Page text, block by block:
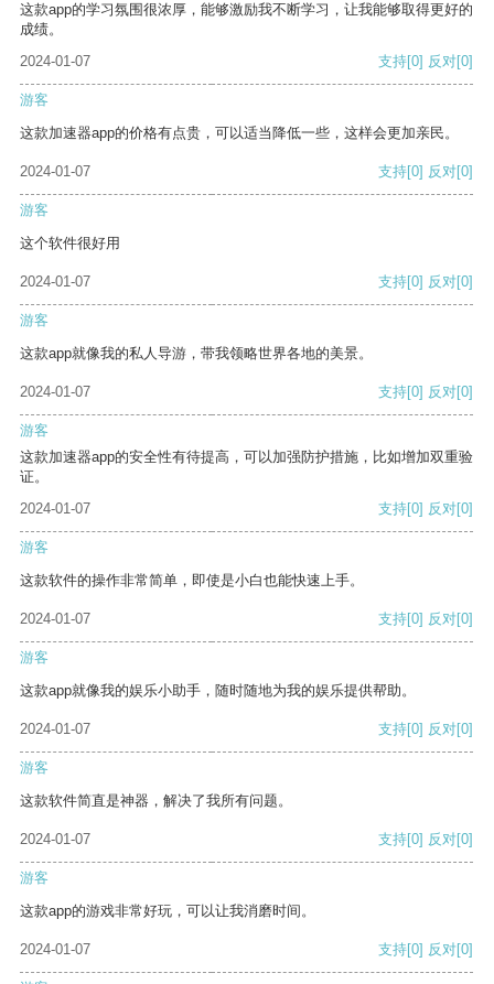
这款app的学习氛围很浓厚，能够激励我不断学习，让我能够取得更好的
成绩。
2024-01-07
支持[0] 反对[0]
游客
这款加速器app的价格有点贵，可以适当降低一些，这样会更加亲民。
2024-01-07 支持[0] 反对[0]
游客
这个软件很好用
2024-01-07 支持[0] 反对[0]
游客
这款app就像我的私人导游，带我领略世界各地的美景。
2024-01-07 支持[0] 反对[0]
游客
这款加速器app的安全性有待提高，可以加强防护措施，比如增加双重验
证。
2024-01-07
支持[0] 反对[0]
游客
这款软件的操作非常简单，即使是小白也能快速上手。
2024-01-07 支持[0] 反对[0]
游客
这款app就像我的娱乐小助手，随时随地为我的娱乐提供帮助。
2024-01-07 支持[0] 反对[0]
游客
这款软件简直是神器，解决了我所有问题。
2024-01-07 支持[0] 反对[0]
游客
这款app的游戏非常好玩，可以让我消磨时间。
2024-01-07 支持[0] 反对[0]